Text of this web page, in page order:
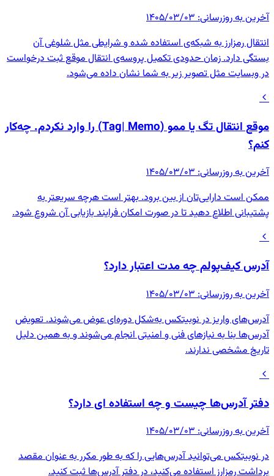
آخرین به روزرسانی:۱۴۰۵/۰۳/۰۳
انتقال رمزارز به شبکه‌ی استفاده شده و شرایطی مثل شلوغی آن
بستگی دارد. زمان حدودی تکمیل پروسه‌ی انتقال موقع ثبت درخواست
در وبسایت مثل تصویر زیر به شما نشان داده می‌شود.
موقع انتقال تگ یا ممو (Tag| Memo) را وارد نکردم. چه‌کار
کنم؟
آخرین به روزرسانی:۱۴۰۵/۰۳/۰۳
ممکن است دارایی‌تان از بین برود. بهتر است هرچه سریعتر به
پشتیبانی اطلاع دهید تا در صورت امکان فرایند بازیابی آن شروع شود.
آدرس کیف‌پولم چه مدت اعتبار دارد؟
آخرین به روزرسانی:۱۴۰۵/۰۳/۰۳
آدرس‌های واریز در نوبیتکس به‌شکل دوره‌ای عوض می‌شوند. تعویض
آدرس‌ها بنا به نیازهای فنی و امنیتی انجام می‌شوند و به همین دلیل
تاریخ مشخصی ندارند.
دفتر آدرس‌ها چیست و چه استفاده ای دارد؟
آخرین به روزرسانی:۱۴۰۵/۰۳/۰۳
در نوبیتکس می‌توانید آدرس‌هایی را که به طور مکرر به عنوان مقصد
برداشت رمزارز استفاده می‌کنید، در دفتر آدرس‌ها ثبت کنید.